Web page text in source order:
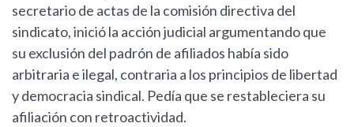
secretario de actas de la comisión directiva del
sindicato, inició la acción judicial argumentando que
su exclusión del padrón de afiliados había sido
arbitraria e ilegal, contraria a los principios de libertad
y democracia sindical. Pedía que se restableciera su
afiliación con retroactividad.